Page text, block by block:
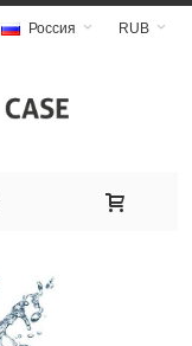
RUB
Россия